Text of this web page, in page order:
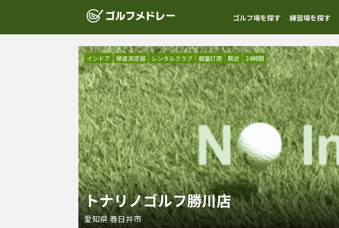
ゴルフ場を探す 練習場を探す
インドア 弾道測定器 レンタルクラブ 個室打席 駅近 24時間
トナリノゴルフ勝川店
愛知県春日井市